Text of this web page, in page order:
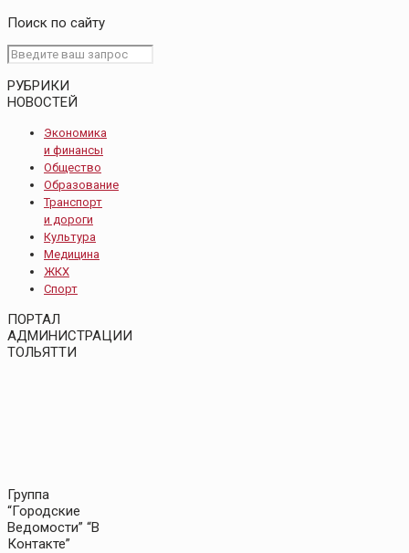
Поиск по сайту
РУБРИКИ
НОВОСТЕЙ
Экономика
и финансы
Общество
Образование
Транспорт
и дороги
Культура
Медицина
ЖКХ
Спорт
ПОРТАЛ
АДМИНИСТРАЦИИ
ТОЛЬЯТТИ
Группа
“Городские
Ведомости” “В
Контакте”